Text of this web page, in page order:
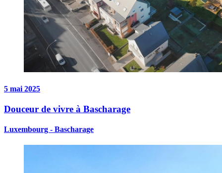
5 mai 2025
Douceur de vivre à Bascharage
Luxembourg - Bascharage